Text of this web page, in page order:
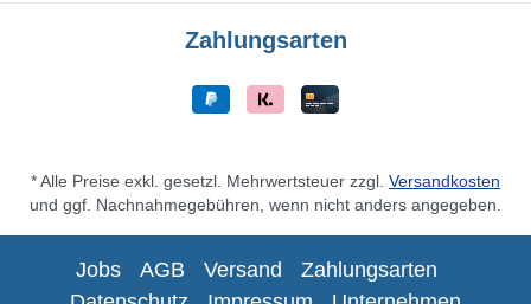
Zahlungsarten
* Alle Preise exkl. gesetzl. Mehrwertsteuer zzgl. Versandkosten
und ggf. Nachnahmegebühren, wenn nicht anders angegeben.
Jobs AGB Versand
Zahlungsarten